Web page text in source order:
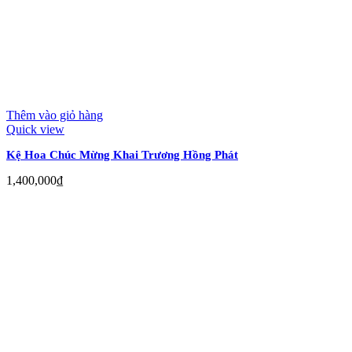
Thêm vào giỏ hàng
Quick view
Kệ Hoa Chúc Mừng Khai Trương Hồng Phát
1,400,000₫